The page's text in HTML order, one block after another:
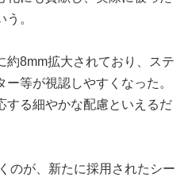
。
約8mm拡大されており、ステ
等が視認しやすくなった。
する細やかな配慮といえるだ
が、新たに採用されたシー